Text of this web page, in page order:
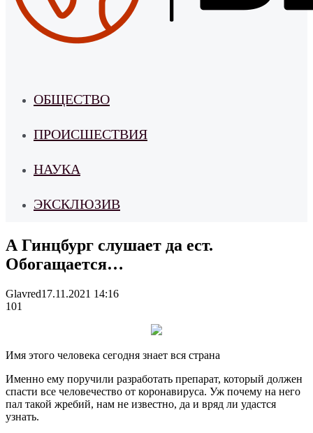
ОБЩЕСТВО
ПРОИСШЕСТВИЯ
НАУКА
ЭКСКЛЮЗИВ
А Гинцбург слушает да ест.
Обогащается…
Glavred17.11.2021 14:16
101
Имя этого человека сегодня знает вся страна
Именно ему поручили разработать препарат, который должен
спасти все человечество от коронавируса. Уж почему на него
пал такой жребий, нам не известно, да и вряд ли удастся
узнать.